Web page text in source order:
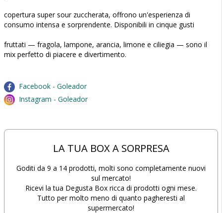
copertura super sour zuccherata, offrono un'esperienza di
consumo intensa e sorprendente. Disponibili in cinque gusti
fruttati — fragola, lampone, arancia, limone e ciliegia — sono il
mix perfetto di piacere e divertimento.
Facebook - Goleador
Instagram - Goleador
LA TUA BOX A SORPRESA
Goditi da 9 a 14 prodotti, molti sono completamente nuovi
sul mercato!
Ricevi la tua Degusta Box ricca di prodotti ogni mese.
Tutto per molto meno di quanto pagheresti al
supermercato!